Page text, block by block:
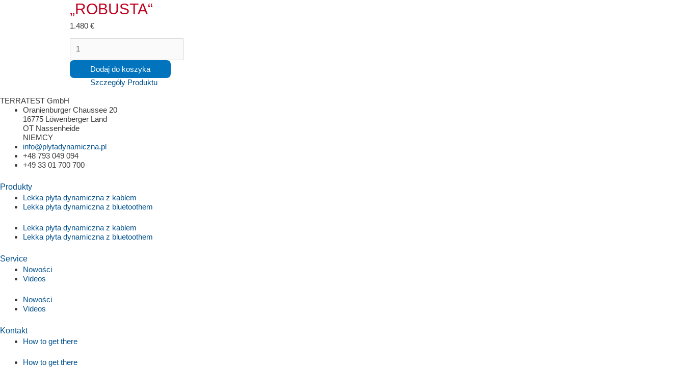
„ROBUSTA“
1.480 €
Messelektronik
TERRATEST
STREAM“
komplett
Elektronikbox
„ROBUSTA“
Dodaj do koszyka
Szczegóły Produktu
TERRATEST GmbH
Oranienburger Chaussee 20
16775 Löwenberger Land
OT Nassenheide
NIEMCY
info@plytadynamiczna.pl
+48 793 049 094
+49 33 01 700 700
Produkty
Lekka płyta dynamiczna z kablem
Lekka płyta dynamiczna z bluetoothem
Lekka płyta dynamiczna z kablem
Lekka płyta dynamiczna z bluetoothem
Service
Nowości
Videos
Nowości
Videos
Kontakt
How to get there
How to get there